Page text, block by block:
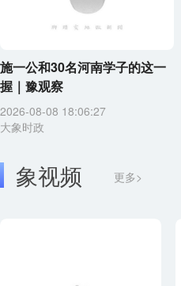
施一公和30名河南学子的这一
握｜豫观察
2026-08-08 18:06:27
大象时政
象视频 更多>